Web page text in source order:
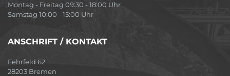
Montag - Freitag 09:30 - 18:00 Uhr
Samstag 10:00 - 15:00 Uhr
ANSCHRIFT / KONTAKT
Fehrfeld 62
28203 Bremen